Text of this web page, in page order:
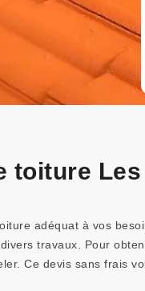
adéquat à vos
travaux. Pour
Ce devis sans frais